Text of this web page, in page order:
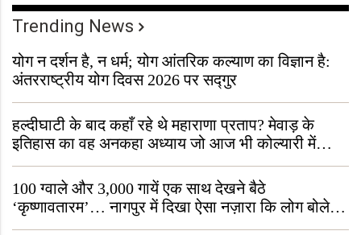
Trending News
योग न दर्शन है, न धर्म; योग आंतरिक कल्याण का विज्ञान है:
अंतरराष्ट्रीय योग दिवस 2026 पर सद्गुर
हल्दीघाटी के बाद कहाँ रहे थे महाराणा प्रताप? मेवाड़ के
इतिहास का वह अनकहा अध्याय जो आज भी कोल्यारी में
जीवित है
100 ग्वाले और 3,000 गायें एक साथ देखने बैठे
‘कृष्णावतारम’… नागपुर में दिखा ऐसा नज़ारा कि लोग बोले,
“ऐसा तो सिर्फ़ कृष्ण ही कर सकते हैं”